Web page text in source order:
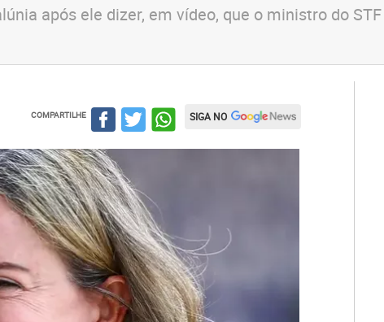
após ele dizer, em vídeo, que o ministro do
COMPARTILHE SIGA NO